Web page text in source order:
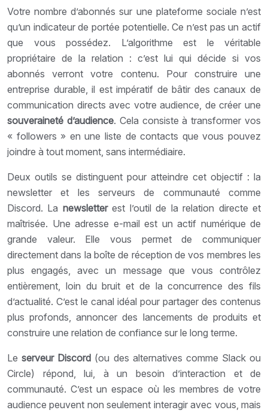
Votre nombre d’abonnés sur une plateforme sociale n’est
qu’un indicateur de portée potentielle. Ce n’est pas un actif
que vous possédez. L’algorithme est le véritable
propriétaire de la relation : c’est lui qui décide si vos
abonnés verront votre contenu. Pour construire une
entreprise durable, il est impératif de bâtir des canaux de
communication directs avec votre audience, de créer une
souveraineté d’audience. Cela consiste à transformer vos
« followers » en une liste de contacts que vous pouvez
joindre à tout moment, sans intermédiaire.
Deux outils se distinguent pour atteindre cet objectif : la
newsletter et les serveurs de communauté comme
Discord. La newsletterest l’outil de la relation directe et
maîtrisée. Une adresse e-mail est un actif numérique de
grande valeur. Elle vous permet de communiquer
directement dans la boîte de réception de vos membres les
plus engagés, avec un message que vous contrôlez
entièrement, loin du bruit et de la concurrence des fils
d’actualité. C’est le canal idéal pour partager des contenus
plus profonds, annoncer des lancements de produits et
construire une relation de confiance sur le long terme.
Leserveur Discord (ou des alternatives comme Slack ou
Circle) répond, lui, à un besoin d’interaction et de
communauté. C’est un espace où les membres de votre
audience peuvent non seulement interagir avec vous, mais